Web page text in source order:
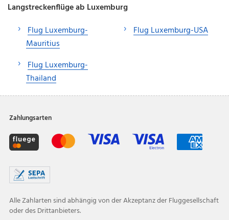
Langstreckenflüge ab Luxemburg
Flug Luxemburg-
Mauritius
Flug Luxemburg-
Thailand
Flug Luxemburg-USA